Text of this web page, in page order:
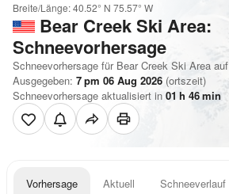
Breite/Länge:40.52° N 75.57° W
Bear Creek Ski Area:
Schneevorhersage
Schneevorhersage für Bear Creek Ski Area auf
Ausgegeben: 7 pm 06 Aug 2026 (ortszeit)
Schneevorhersage aktualisiert in 01 h 46min
Vorhersage Aktuell Schneeverlauf